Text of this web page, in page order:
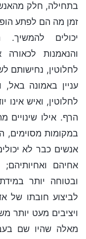
בתחילה, חלק
זמן מה הם לפתע
יכולים להמשיך.
והנאמנות
לחלוטין, נחישותם
עניין באמונה
לחלוטין, ואיש
הרף. אילו
במקומות מסוימים,
אנשים כבר לא
אחיהם
ובטוחה יותר
לביצוע חובתו של
ויציבים מעט יותר
מאלה שהיו שם